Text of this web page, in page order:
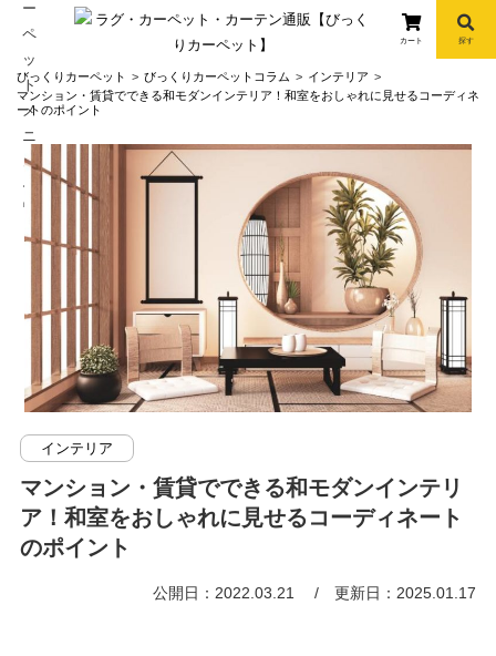
info
カート 探す
びっくりカーペット びっくりカーペットコラム
インテリア
マンション・賃貸でできる和モダンインテリア！和室をおしゃれに見せるコーディネ
ートのポイント
インテリア
マンション・賃貸でできる和モダンインテリ
ア！和室をおしゃれに見せるコーディネート
のポイント
公開日：2022.03.21 更新日：2025.01.17